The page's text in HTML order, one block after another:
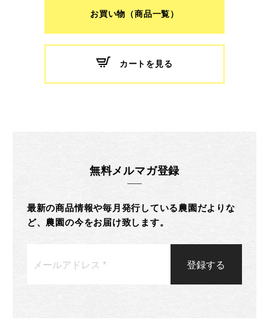
お買い物（商品一覧）
カートを見る
無料メルマガ登録
最新の商品情報や毎月発行している農園だよりな
ど、農園の今をお届け致します。